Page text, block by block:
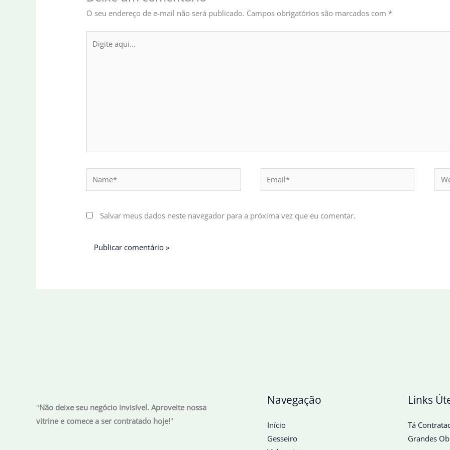
O seu endereço de e-mail não será publicado. Campos obrigatórios são marcados com *
aqui...
Name* Email*
Salvar meus dados neste navegador para a próxima vez que eu comentar.
"Não deixe seu negócio invisível. Aproveite nossa
vitrine e comece a ser contratado hoje!"
Navegação
Início
Gesseiro
Links
Tá
Grandes